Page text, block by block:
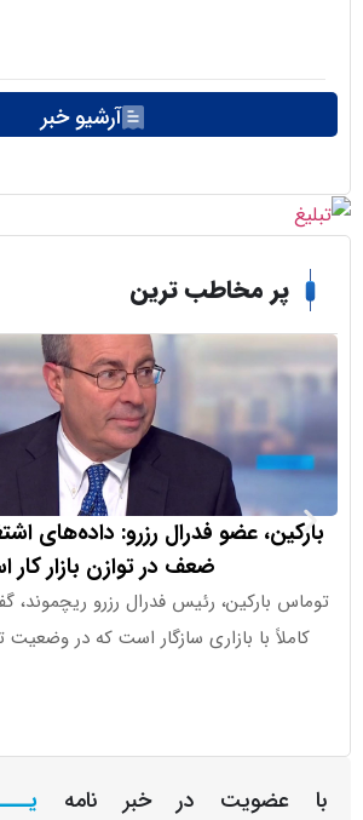
آرشیو خبر
پر مخاطب ترین
عضو فدرال رزرو: داده‌های اشتغال
ضعف در توازن بازار کار است
بارکین، رئیس فدرال رزرو ریچموند، گفت
با بازاری سازگار است که در وضعیت توازن
در خبر نامه